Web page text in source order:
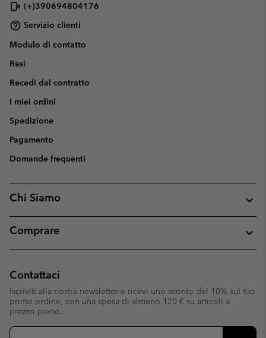
(+)390694804176
Servizio clienti
Modulo di contatto
Resi
Recedi dal contratto
I miei ordini
Spedizione
Pagamento
Domande frequenti
Chi Siamo
Comprare
Contattaci
Iscriviti alla nostra newsletter e ricevi uno sconto del 10% sul tuo
primo ordine, con una spesa di almeno 120 € su articoli a
prezzo pieno.
Iscrizione